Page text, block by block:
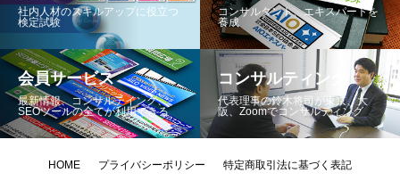
社内人材のスキルアップに役立つ
検定試験
コンサルタント、エキスパートを
養成
会員サービス
最新情報、コンサルテイング、
SEOツールの全てが利用できる
コンサルティング
代表理事の鈴木将司が東京、大
阪、Zoomでコンサルティング
HOME プライバシーポリシー 特定商取引法に基づく表記